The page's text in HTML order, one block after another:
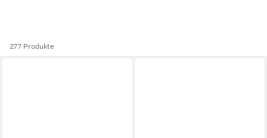
277 Produkte